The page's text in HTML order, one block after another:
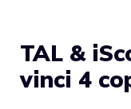
TAL &
vinci 4